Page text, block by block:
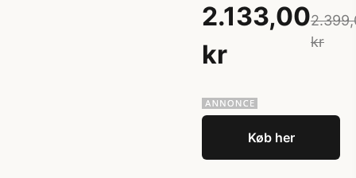
2.133,00
kr
kr
Køb her